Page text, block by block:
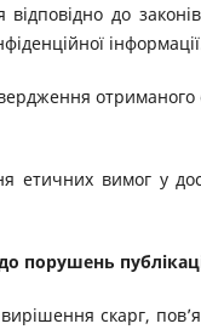
до
етичних вимог у
порушень
скарг,